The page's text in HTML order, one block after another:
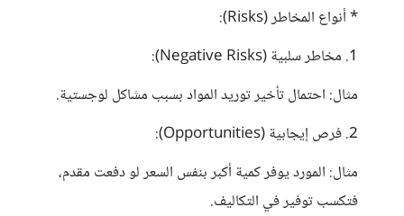
* أنواع المخاطر (Risks):
1. مخاطر سلبية (Negative Risks):
مثال: احتمال تأخير توريد المواد بسبب مشاكل لوجستية.
2. فرص إيجابية (Opportunities):
مثال: المورد يوفر كمية أكبر بنفس السعر لو دفعت مقدم،
فتكسب توفير في التكاليف.